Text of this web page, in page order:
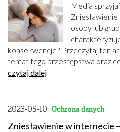
Media
osoby lub
konsekwencje? Przeczytaj ten
temat tego przestępstwa oraz
czytaj dalej
2023-05-10 Ochrona danych
Zniesławienie w internecie